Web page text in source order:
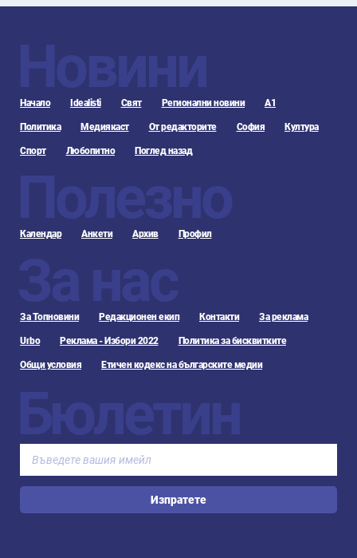
Новини
Начало Idealisti Свят Регионални новини А1
Политика Медиякаст От редакторите София Култура
Спорт Любопитно Поглед назад
Полезно
Календар Анкети Архив Профил
За нас
За Топновини Редакционен екип Контакти За реклама
Urbo Реклама - Избори 2022 Политика за бисквитките
Общи условия Етичен кодекс на българските медии
Бюлетин
Изпратете